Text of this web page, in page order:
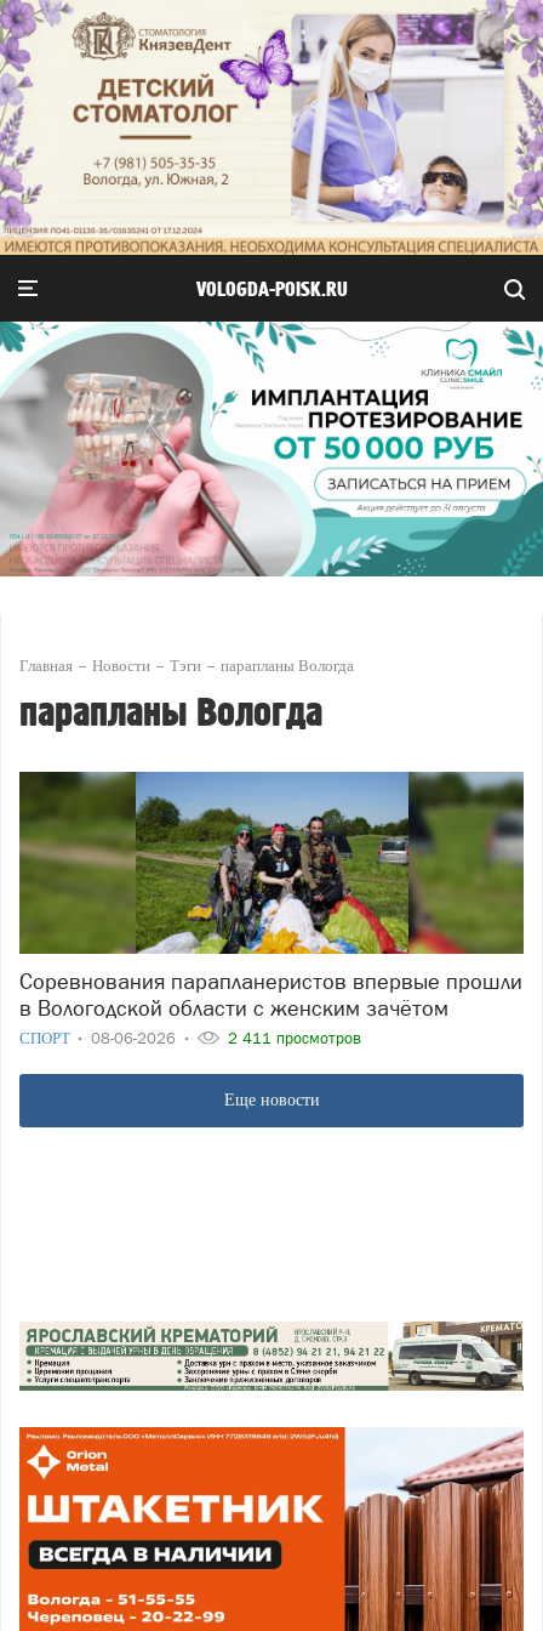
VOLOGDA-POISK.RU
Главная Новости Тэги парапланы Вологда
парапланы Вологда
Соревнования парапланеристов впервые прошли
в Вологодской области с женским зачётом
СПОРТ 08-06-2026 2 411 просмотров
Еще новости